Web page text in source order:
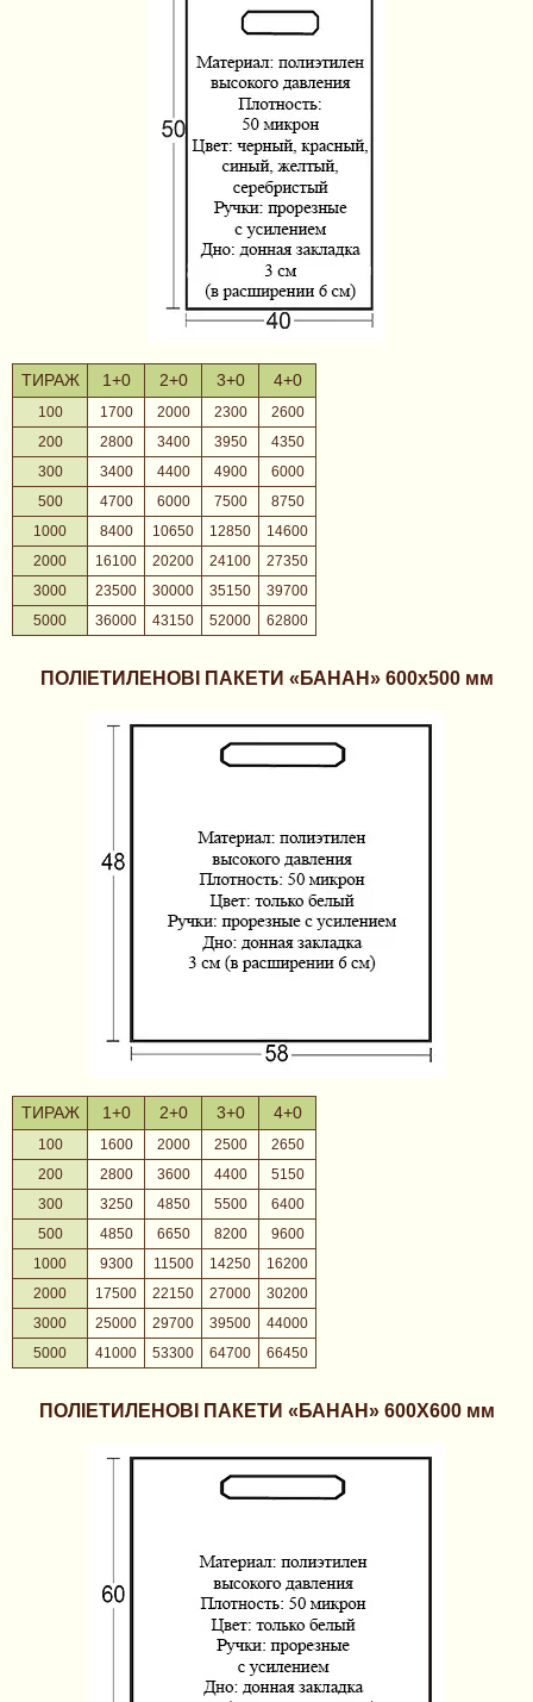
ТИРАЖ 1+0 2+0 3+0 4+0
100 1700 2000 2300
2600
200
2800 3400 3950
4350
300
3400 4400 4900
6000
500
4700 6000 7500
8750
1000
8400 10650 12850
14600
2000
16100 20200 24100
27350
3000
23500 30000 35150
39700
5000
36000 43150 52000 62800
ПОЛІЕТИЛЕНОВІ ПАКЕТИ «БАНАН»600х500 мм
ТИРАЖ 1+0 2+0 3+0 4+0
100 1600 2000 2500
2650
200
2800 3600 4400
5150
300
3250 4850 5500
6400
500
4850 6650 8200
9600
1000
9300 11500 14250
16200
2000
17500 22150 27000
30200
3000
25000 29700 39500
44000
5000
41000 53300 64700 66450
ПОЛІЕТИЛЕНОВІ ПАКЕТИ «БАНАН»600X600 мм